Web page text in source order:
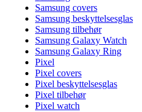
Samsung covers
Samsung beskyttelsesglas
Samsung tilbehør
Samsung Galaxy Watch
Samsung Galaxy Ring
Pixel
Pixel covers
Pixel beskyttelsesglas
Pixel tilbehør
Pixel watch